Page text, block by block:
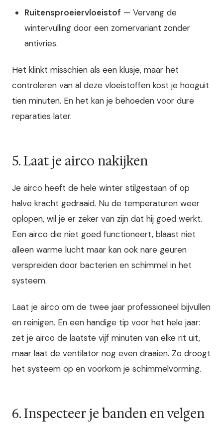
Ruitensproeiervloeistof — Vervang de
wintervulling door een zomervariant zonder
antivries.
Het klinkt misschien als een klusje, maar het
controleren van al deze vloeistoffen kost je hooguit
tien minuten. En het kan je behoeden voor dure
reparaties later.
5. Laat je airco nakijken
Je airco heeft de hele winter stilgestaan of op
halve kracht gedraaid. Nu de temperaturen weer
oplopen, wil je er zeker van zijn dat hij goed werkt.
Een airco die niet goed functioneert, blaast niet
alleen warme lucht maar kan ook nare geuren
verspreiden door bacterien en schimmel in het
systeem.
Laat je airco om de twee jaar professioneel bijvullen
en reinigen. En een handige tip voor het hele jaar:
zet je airco de laatste vijf minuten van elke rit uit,
maar laat de ventilator nog even draaien. Zo droogt
het systeem op en voorkom je schimmelvorming.
6. Inspecteer je banden en velgen